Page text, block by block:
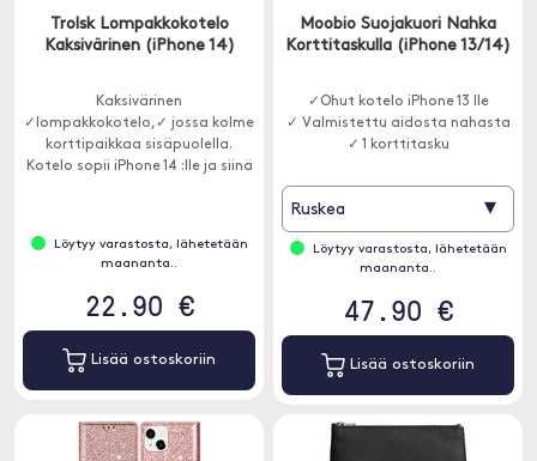
Trolsk Lompakkokotelo
Kaksivärinen (iPhone 14)
Kaksivärinen
✓lompakkokotelo,✓ jossa kolme
korttipaikkaa sisäpuolella.
Kotelo sopii iPhone 14 :lle ja siinä
Löytyy varastosta, lähetetään
maananta..
22.90 €
Lisää ostoskoriin
Moobio Suojakuori Nahka
Korttitaskulla (iPhone 13/14)
✓Ohut kotelo iPhone 13 lle
✓ Valmistettu aidosta nahasta
✓ 1 korttitasku
Ruskea ▾
Löytyy varastosta, lähetetään
maananta..
47.90 €
Lisää ostoskoriin